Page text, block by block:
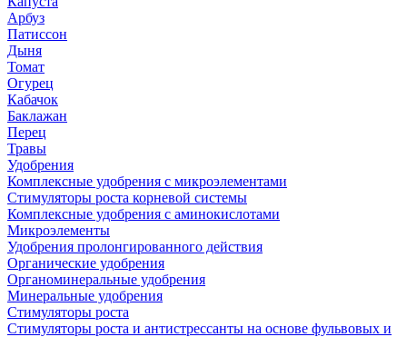
Арбуз
Патиссон
Дыня
Томат
Огурец
Кабачок
Баклажан
Перец
Травы
Удобрения
Комплексные удобрения с микроэлементами
Стимуляторы роста корневой системы
Комплексные удобрения с аминокислотами
Микроэлементы
Удобрения пролонгированного действия
Органические удобрения
Органоминеральные удобрения
Минеральные удобрения
Стимуляторы роста
Стимуляторы роста и антистрессанты на основе фульвовых и